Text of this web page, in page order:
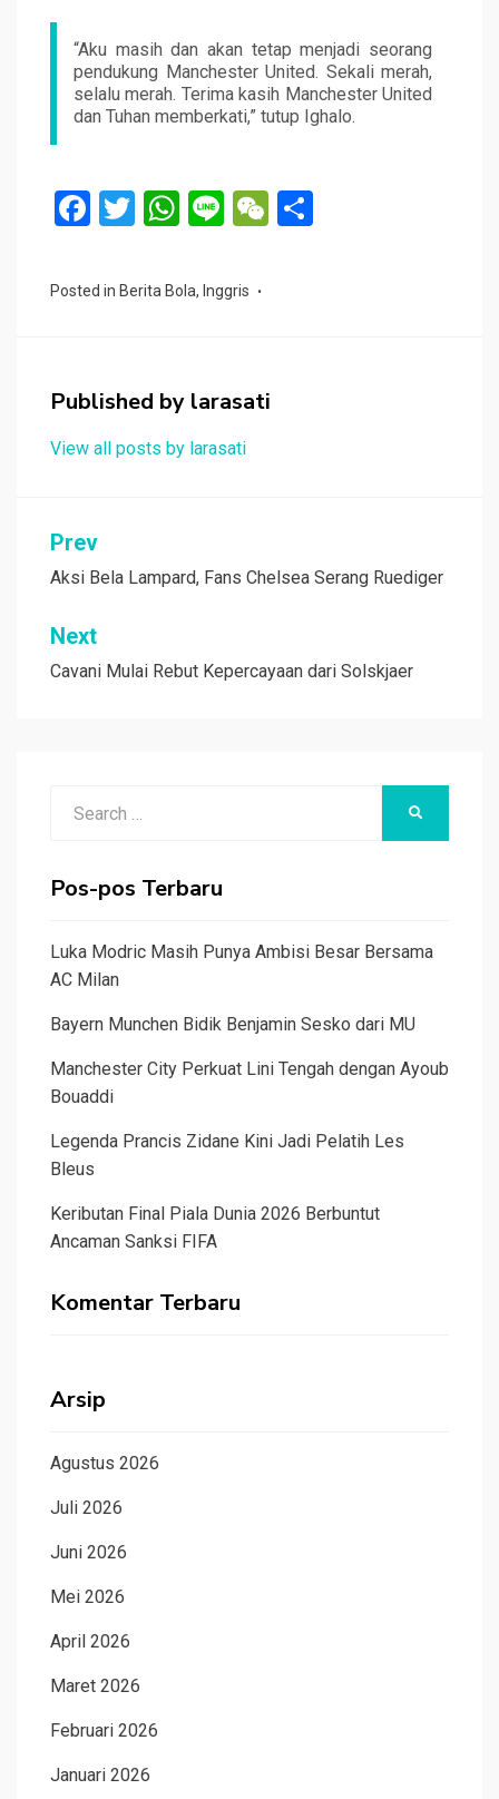
“Aku masih dan akan tetap menjadi seorang
pendukung Manchester United. Sekali merah,
selalu merah. Terima kasih Manchester United
dan Tuhan memberkati,” tutup Ighalo.
F
ce
o
k
T
tt
W
at
p
p
Li
e
W
Posted in Berita Bola, Inggris
Published by larasati
View all posts by larasati
Navigasi
pos
Prev
Aksi Bela Lampard, Fans Chelsea Serang Ruediger
Next
Cavani Mulai Rebut Kepercayaan dari Solskjaer
Pos-pos Terbaru
Luka Modric Masih Punya Ambisi Besar Bersama
AC Milan
Bayern Munchen Bidik Benjamin Sesko dari MU
Manchester City Perkuat Lini Tengah dengan Ayoub
Bouaddi
Legenda Prancis Zidane Kini Jadi Pelatih Les
Bleus
Keributan Final Piala Dunia 2026 Berbuntut
Ancaman Sanksi FIFA
Komentar Terbaru
Arsip
Agustus 2026
Juli 2026
Juni 2026
Mei 2026
April 2026
Maret 2026
Februari 2026
Januari 2026